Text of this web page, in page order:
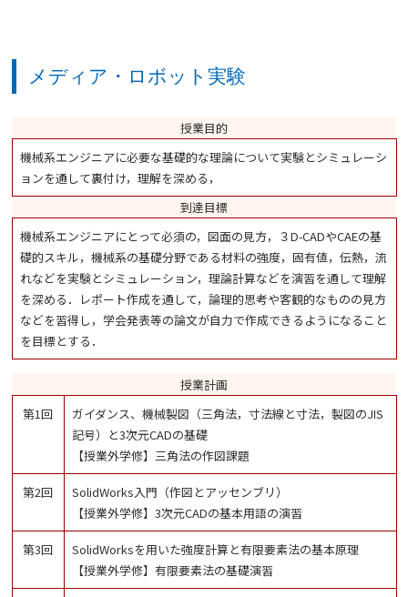
メディア・ロボット実験
授業目的
機械系エンジニアに必要な基礎的な理論について実験とシミュレーシ
ョンを通して裏付け，理解を深める，
到達目標
機械系エンジニアにとって必須の，図面の見方，３D-CADやCAEの基
礎的スキル，機械系の基礎分野である材料の強度，固有値，伝熱，流
れなどを実験とシミュレーション，理論計算などを演習を通して理解
を深める．レポート作成を通して，論理的思考や客観的なものの見方
などを習得し，学会発表等の論文が自力で作成できるようになること
を目標とする．
授業計画
第1回
ガイダンス、機械製図（三角法，寸法線と寸法，製図のJIS
記号）と3次元CADの基礎
【授業外学修】三角法の作図課題
第2回
SolidWorks入門（作図とアッセンブリ）
【授業外学修】3次元CADの基本用語の演習
第3回
SolidWorksを用いた強度計算と有限要素法の基本原理
【授業外学修】有限要素法の基礎演習